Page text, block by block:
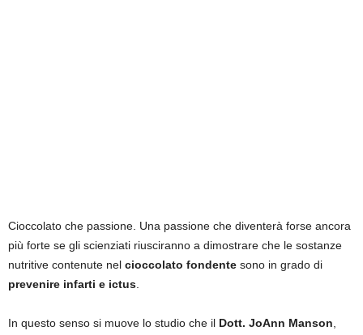
Cioccolato che passione. Una passione che diventerà forse ancora
più forte se gli scienziati riusciranno a dimostrare che le sostanze
nutritive contenute nel cioccolato fondente sono in grado di
prevenire infarti e ictus
In questo senso si muove lo studio che il Dott. JoAnn Manson